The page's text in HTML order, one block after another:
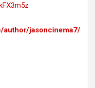
author/jasoncinema7/